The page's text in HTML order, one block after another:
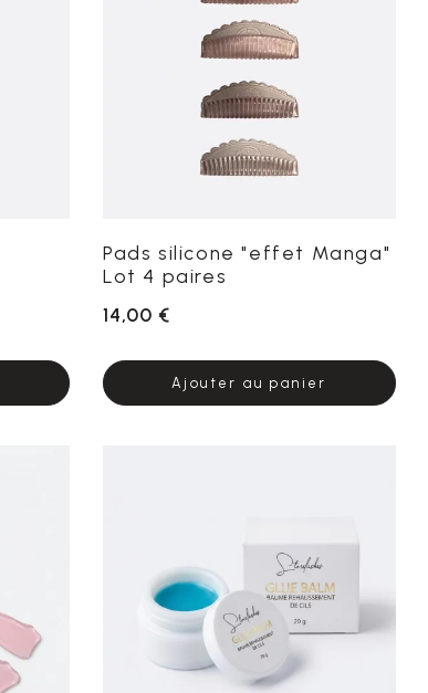
Pads silicone "effet Manga"
Lot 4 paires
14,00 €
Ajouter au panier